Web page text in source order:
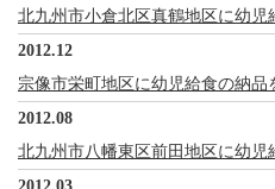
北九州市小倉北区真鶴地区に幼児
2012.12
宗像市栄町地区に幼児給食の納品
2012.08
北九州市八幡東区前田地区に幼児